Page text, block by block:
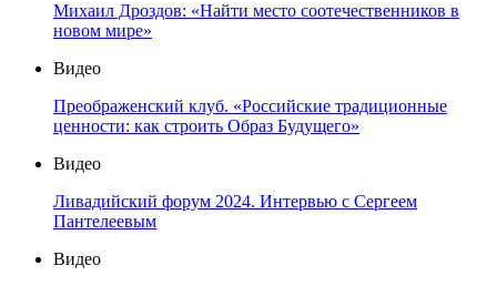
Михаил Дроздов: «Найти место соотечественников в
новом мире»
Видео
Преображенский клуб. «Российские традиционные
ценности: как строить Образ Будущего»
Видео
Ливадийский форум 2024. Интервью с Сергеем
Пантелеевым
Видео